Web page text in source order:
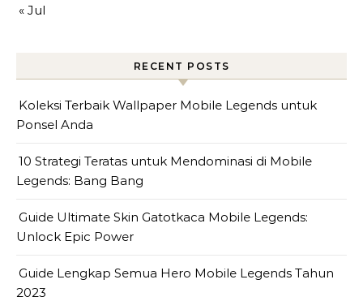
« Jul
RECENT POSTS
Koleksi Terbaik Wallpaper Mobile Legends untuk
Ponsel Anda
10 Strategi Teratas untuk Mendominasi di Mobile
Legends: Bang Bang
Guide Ultimate Skin Gatotkaca Mobile Legends:
Unlock Epic Power
Guide Lengkap Semua Hero Mobile Legends Tahun
2023